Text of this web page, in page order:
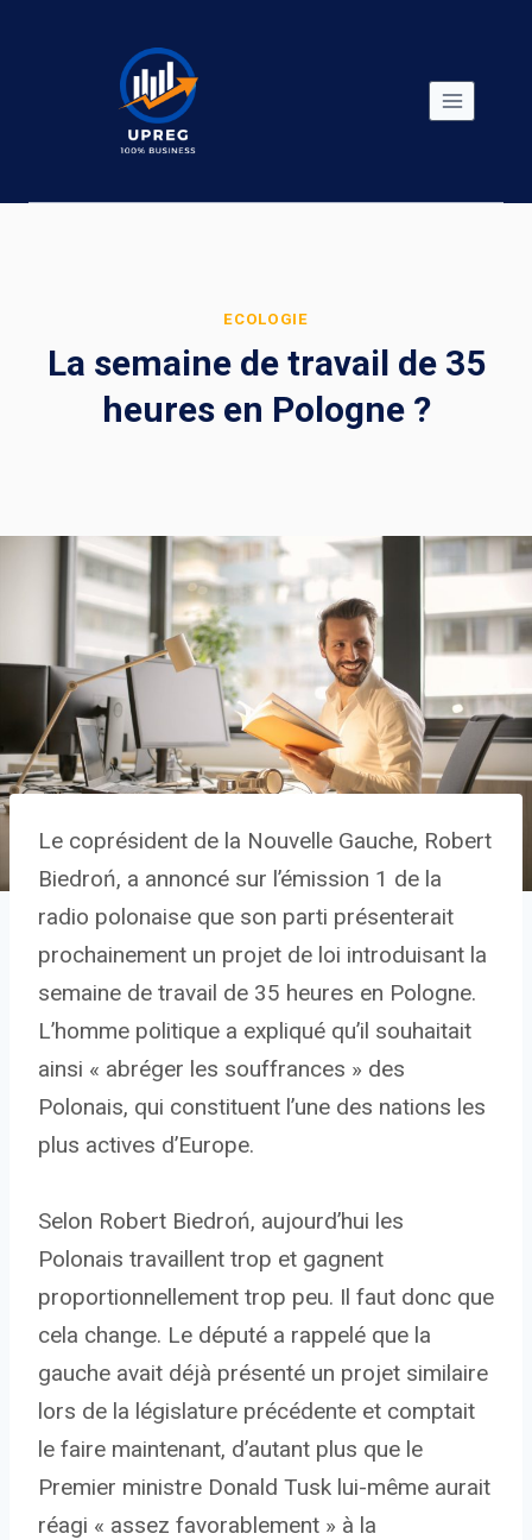
ECOLOGIE
La semaine de travail de 35
heures en Pologne ?
Le coprésident de la Nouvelle Gauche, Robert
Biedroń, a annoncé sur l’émission 1 de la
radio polonaise que son parti présenterait
prochainement un projet de loi introduisant la
semaine de travail de 35 heures en Pologne.
L’homme politique a expliqué qu’il souhaitait
ainsi « abréger les souffrances » des
Polonais, qui constituent l’une des nations les
plus actives d’Europe.
Selon Robert Biedroń, aujourd’hui les
Polonais travaillent trop et gagnent
proportionnellement trop peu. Il faut donc que
cela change. Le député a rappelé que la
gauche avait déjà présenté un projet similaire
lors de la législature précédente et comptait
le faire maintenant, d’autant plus que le
Premier ministre Donald Tusk lui-même aurait
réagi « assez favorablement » à la